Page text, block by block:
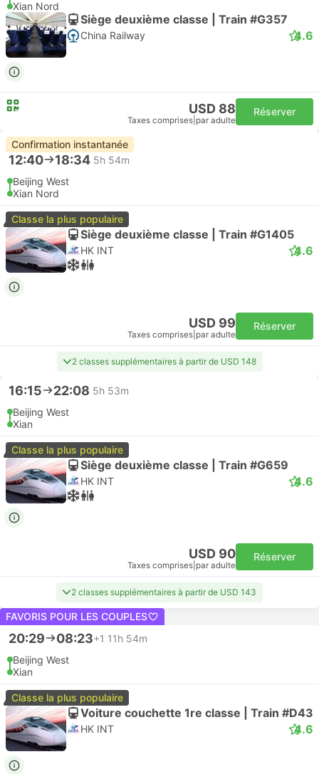
Xian Nord
Siège deuxième classe | Train #G357
China Railway 4.6
USD 88
Taxes comprises par adulte
Réserver
Confirmation instantanée
12:40 18:34 5h 54m
Beijing West
Xian Nord
Classe la plus populaire
Siège deuxième classe | Train #G1405
HK INT 4.6
USD 99
Taxes comprises par adulte
Réserver
2 classes supplémentaires à partir de USD 148
16:15 22:08 5h 53m
Beijing West
Xian
Classe la plus populaire
Siège deuxième classe | Train #G659
HK INT 4.6
USD 90
Taxes comprises par adulte
Réserver
2 classes supplémentaires à partir de USD 143
FAVORIS POUR LES COUPLES
20:29 08:23+1 11h 54m
Beijing West
Xian
Classe la plus populaire
Voiture couchette 1re classe | Train #D43
HK INT 4.6